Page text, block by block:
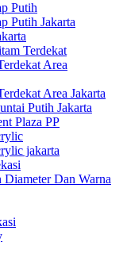
Putih
Putih Jakarta
Terdekat
Area
Area Jakarta
Putih Jakarta
Plaza PP
jakarta
Dan Warna